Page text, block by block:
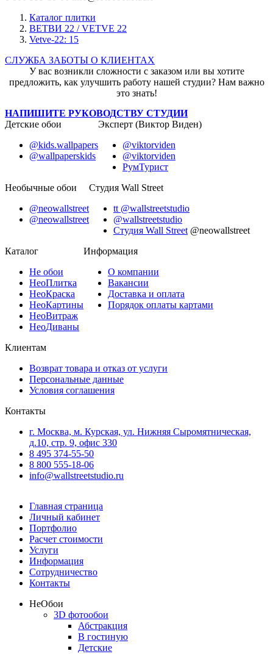
Каталог плитки
ВЕТВИ 22 / VETVE 22
Vetve-22: 15
СЛУЖБА ЗАБОТЫ О КЛИЕНТАХ
У вас возникли сложности с заказом или вы хотите
предложить, как улучшить работу нашей студии? Нам важно
это знать!
НАПИШИТЕ РУКОВОДСТВУ СТУДИИ
Детские обои
@kids.wallpapers
@wallpaperskids
Эксперт (Виктор Виден)
@viktorviden
@viktorviden
РумТурист
Необычные обои
@neowallstreet
@neowallstreet
Студия Wall Street
tt @wallstreetstudio
@wallstreetstudio
Студия Wall Street @neowallstreet
Каталог
Не обои
НеоПлитка
НеоКраска
НеоКартины
НеоВитраж
НеоДиваны
Информация
О компании
Вакансии
Доставка и оплата
Порядок оплаты картами
Клиентам
Возврат товара и отказ от услуги
Персональные данные
Условия соглашения
Контакты
г. Москва, м. Курская, ул. Нижняя Сыромятническая,
д.10, стр. 9, офис 330
8 495 374-55-50
8 800 555-18-06
info@wallstreetstudio.ru
Главная страница
Личный кабинет
Портфолио
Расчет стоимости
Услуги
Информация
Сотрудничество
Контакты
НеОбои
3D фотообои
Абстракция
В гостиную
Детские